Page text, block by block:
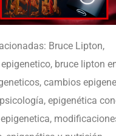
Bruce Lipton,
bruce lipton
cambios
epigenética